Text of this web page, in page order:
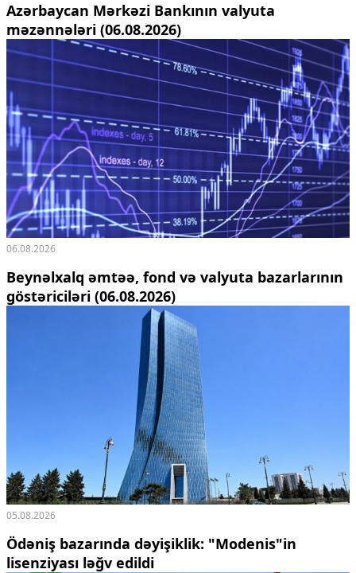
Azərbaycan Mərkəzi Bankının valyuta
məzənnələri (06.08.2026)
06.08.2026
Beynəlxalq əmtəə, fond və valyuta bazarlarının
göstəriciləri (06.08.2026)
05.08.2026
Ödəniş bazarında dəyişiklik: "Modenis"in
lisenziyası ləğv edildi